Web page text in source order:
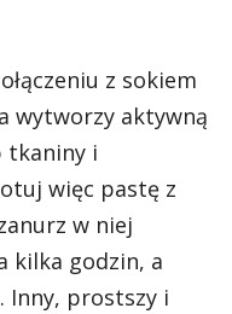
z sokiem
wytworzy aktywną
tkaniny i
więc pastę z
w niej
kilka godzin, a
Inny, prostszy i